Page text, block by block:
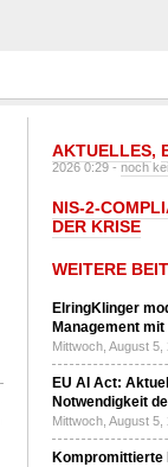
AKTUELLES,
2026 0:29 -noch
NIS-2-
DER KRISE
WEITERE
ElringKlinger
Management
Mittwoch, August
EU AI Act:
Notwendigkeit
Mittwoch, August
Kompromittierte